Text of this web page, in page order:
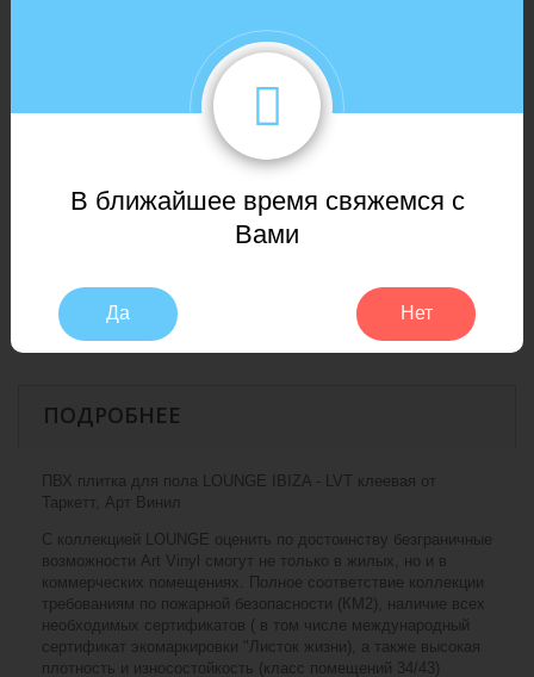
В ближайшее время свяжемся с
Вами
Да Нет
На клей
Планка
Да
Возможность
использовать с
Да (максимум 27 °C)
Пожарный
сертификат
КМ2 (противопожарный)
ПОДРОБНЕЕ
ПВХ плитка для пола LOUNGE IBIZA - LVT клеевая от
Таркетт, Арт Винил
С коллекцией LOUNGE оценить по достоинству безграничные
возможности Art Vinyl смогут не только в жилых, но и в
коммерческих помещениях. Полное соответствие коллекции
требованиям по пожарной безопасности (КМ2), наличие всех
необходимых сертификатов ( в том числе международный
сертификат экомаркировки "Листок жизни), а также высокая
плотность и износостойкость (класс помещений 34/43)